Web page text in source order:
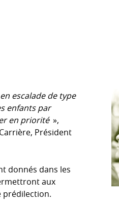
escalade de type
enfants par
en priorité»,
Président
donnés dans les
aux
prédilection.